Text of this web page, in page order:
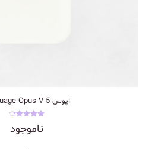
اپوس 5 Amouage Opus V
4.33
ناموجود